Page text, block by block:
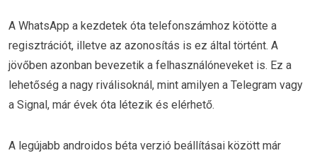
A WhatsApp a kezdetek óta telefonszámhoz kötötte a
regisztrációt, illetve az azonosítás is ez által történt. A
jövőben azonban bevezetik a felhasználóneveket is. Ez a
lehetőség a nagy riválisoknál, mint amilyen a Telegram vagy
a Signal, már évek óta létezik és elérhető.
A legújabb androidos béta verzió beállításai között már